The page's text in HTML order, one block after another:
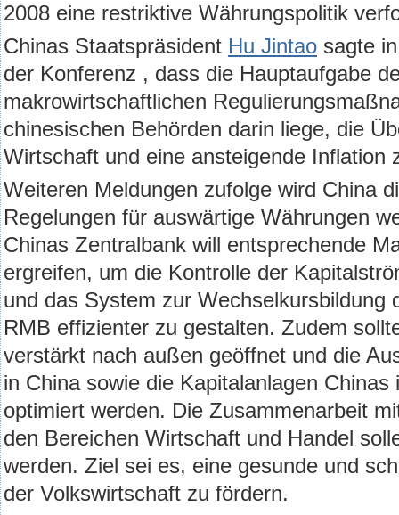
2008 eine restriktive Währungspolitik
Chinas Staatspräsident Hu Jintao sagte
der Konferenz , dass die Hauptaufgabe
makrowirtschaftlichen
chinesischen Behörden darin liege, die
Wirtschaft und eine ansteigende Inflation
Weiteren Meldungen zufolge wird China
Regelungen für auswärtige Währungen
Chinas Zentralbank will entsprechende
ergreifen, um die Kontrolle der
und das System zur Wechselkursbildung
RMB effizienter zu gestalten. Zudem
verstärkt nach außen geöffnet und die
in China sowie die Kapitalanlagen Chinas
optimiert werden. Die Zusammenarbeit
den Bereichen Wirtschaft und Handel
werden. Ziel sei es, eine gesunde und
der Volkswirtschaft zu fördern.